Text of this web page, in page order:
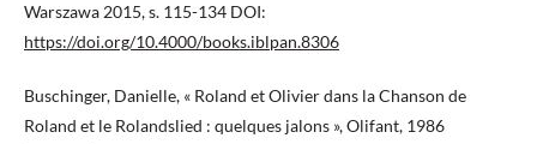
Warszawa 2015, s. 115-134 DOI:
https://doi.org/10.4000/books.iblpan.8306
Buschinger, Danielle, « Roland et Olivier dans la Chanson de
Roland et le Rolandslied : quelques jalons », Olifant, 1986